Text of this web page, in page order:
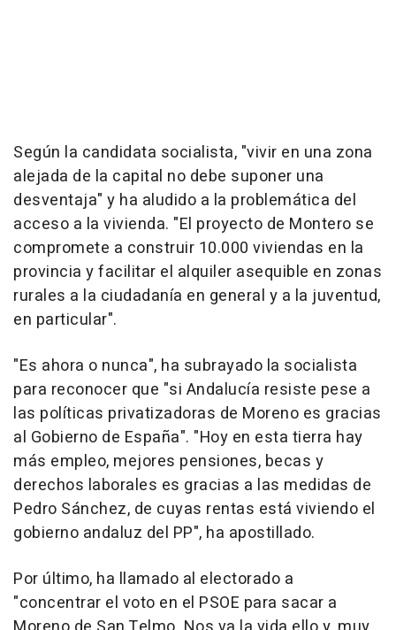
Según la candidata socialista, "vivir en una zona
alejada de la capital no debe suponer una
desventaja" y ha aludido a la problemática del
acceso a la vivienda. "El proyecto de Montero se
compromete a construir 10.000 viviendas en la
provincia y facilitar el alquiler asequible en zonas
rurales a la ciudadanía en general y a la juventud,
en particular".
"Es ahora o nunca", ha subrayado la socialista
para reconocer que "si Andalucía resiste pese a
las políticas privatizadoras de Moreno es gracias
al Gobierno de España". "Hoy en esta tierra hay
más empleo, mejores pensiones, becas y
derechos laborales es gracias a las medidas de
Pedro Sánchez, de cuyas rentas está viviendo el
gobierno andaluz del PP", ha apostillado.
Por último, ha llamado al electorado a
"concentrar el voto en el PSOE para sacar a